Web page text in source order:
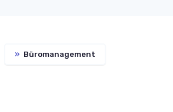
» Büromanagement